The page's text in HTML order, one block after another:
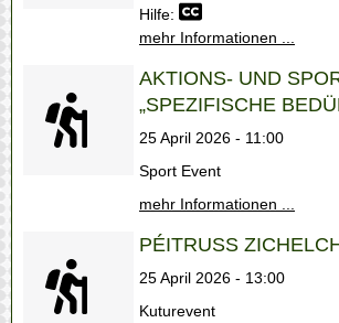
Hilfe:
mehr Informationen ...
AKTIONS- UND
„SPEZIFISCHE
25 April 2026 - 11:00
Sport Event
mehr Informationen ...
PÉITRUSS
25 April 2026 - 13:00
Kuturevent